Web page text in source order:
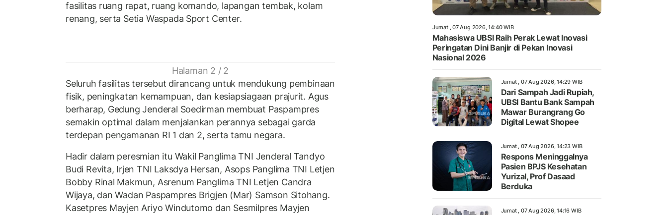
fasilitas ruang rapat, ruang komando, lapangan tembak, kolam
renang, serta Setia Waspada Sport Center.
Halaman 2 / 2
Seluruh fasilitas tersebut dirancang untuk mendukung pembinaan
fisik, peningkatan kemampuan, dan kesiapsiagaan prajurit. Agus
berharap, Gedung Jenderal Soedirman membuat Paspampres
semakin optimal dalam menjalankan perannya sebagai garda
terdepan pengamanan RI 1 dan 2, serta tamu negara.
Hadir dalam peresmian itu Wakil Panglima TNI Jenderal Tandyo
Budi Revita, Irjen TNI Laksdya Hersan, Asops Panglima TNI Letjen
Bobby Rinal Makmun, Asrenum Panglima TNI Letjen Candra
Wijaya, dan Wadan Paspampres Brigjen (Mar) Samson Sitohang.
Kasetpres Mayjen Ariyo Windutomo dan Sesmilpres Mayjen
Jumat , 07 Aug 2026, 14:40 WIB
Mahasiswa UBSI Raih Perak Lewat Inovasi
Peringatan Dini Banjir di Pekan Inovasi
Nasional 2026
Jumat , 07 Aug 2026, 14:29 WIB
Dari Sampah Jadi Rupiah,
UBSI Bantu Bank Sampah
Mawar Burangrang Go
Digital Lewat Shopee
Jumat , 07 Aug 2026, 14:23 WIB
Respons Meninggalnya
Pasien BPJS Kesehatan
Yurizal, Prof Dasaad
Berduka
Jumat , 07 Aug 2026, 14:16 WIB